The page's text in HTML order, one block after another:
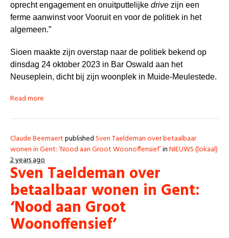
oprecht engagement en onuitputtelijke drive zijn een
ferme aanwinst voor Vooruit en voor de politiek in het
algemeen.”
Sioen maakte zijn overstap naar de politiek bekend op
dinsdag 24 oktober 2023 in Bar Oswald aan het
Neuseplein, dicht bij zijn woonplek in Muide-Meulestede.
Read more
Claude BeernaertpublishedSven Taeldeman over betaalbaar
wonen in Gent: ‘Nood aan Groot Woonoffensief’inNIEUWS (lokaal)
2 years ago
Sven Taeldeman over
betaalbaar wonen in Gent:
‘Nood aan Groot
Woonoffensief’